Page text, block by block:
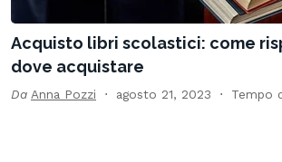
Acquisto libri scolastici: come
dove acquistare
Da Anna Pozzi agosto 21, 2023 Tempo